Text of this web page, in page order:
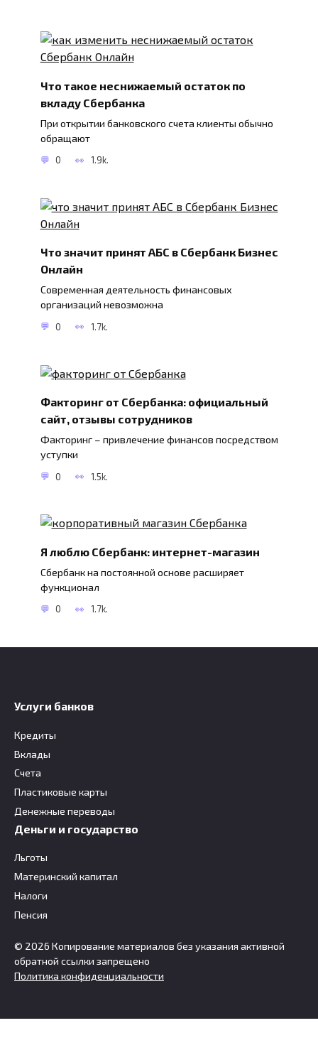
Что такое неснижаемый остаток по
вкладу Сбербанка
При открытии банковского счета клиенты обычно
обращают
0 1.9k.
Что значит принят АБС в Сбербанк Бизнес
Онлайн
Современная деятельность финансовых
организаций невозможна
0 1.7k.
Факторинг от Cбербанка: официальный
сайт, отзывы сотрудников
Факторинг – привлечение финансов посредством
уступки
0 1.5k.
Я люблю Сбербанк: интернет-магазин
Сбербанк на постоянной основе расширяет
функционал
0 1.7k.
Услуги банков
Кредиты
Вклады
Счета
Пластиковые карты
Денежные переводы
Деньги и государство
Льготы
Материнский капитал
Налоги
Пенсия
© 2026 Копирование материалов без указания активной
обратной ссылки запрещено
Политика конфиденциальности